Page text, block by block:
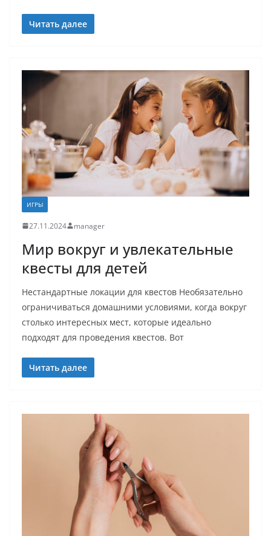
Читать далее
ИГРЫ
27.11.2024 manager
Мир вокруг и увлекательные
квесты для детей
Нестандартные локации для квестов Необязательно
ограничиваться домашними условиями, когда вокруг
столько интересных мест, которые идеально
подходят для проведения квестов. Вот
Читать далее